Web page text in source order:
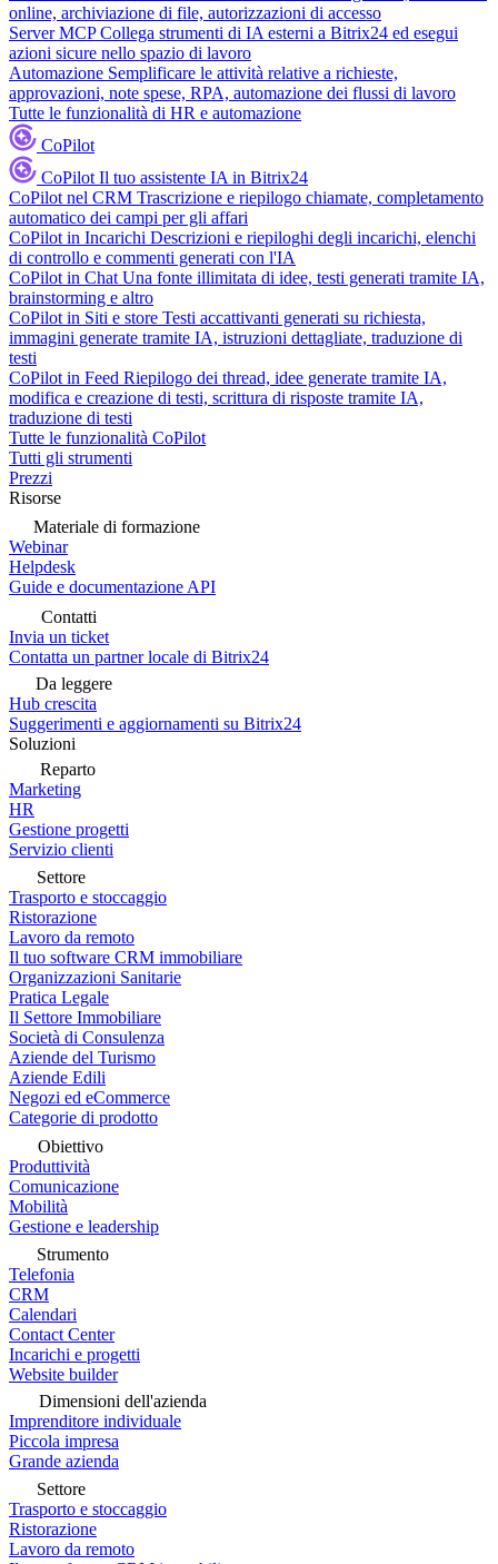
online, archiviazione di file, autorizzazioni di accesso
Server MCP Collega strumenti di IA esterni a Bitrix24 ed esegui
azioni sicure nello spazio di lavoro
Automazione Semplificare le attività relative a richieste,
approvazioni, note spese, RPA, automazione dei flussi di lavoro
Tutte le funzionalità di HR e automazione
CoPilot
CoPilot Il tuo assistente IA in Bitrix24
CoPilot nel CRM Trascrizione e riepilogo chiamate, completamento
automatico dei campi per gli affari
CoPilot in Incarichi Descrizioni e riepiloghi degli incarichi, elenchi
di controllo e commenti generati con l'IA
CoPilot in Chat Una fonte illimitata di idee, testi generati tramite IA,
brainstorming e altro
CoPilot in Siti e store Testi accattivanti generati su richiesta,
immagini generate tramite IA, istruzioni dettagliate, traduzione di
testi
CoPilot in Feed Riepilogo dei thread, idee generate tramite IA,
modifica e creazione di testi, scrittura di risposte tramite IA,
traduzione di testi
Tutte le funzionalità CoPilot
Tutti gli strumenti
Prezzi
Risorse
Materiale di formazione
Webinar
Helpdesk
Guide e documentazione API
Contatti
Invia un ticket
Contatta un partner locale di Bitrix24
Da leggere
Hub crescita
Suggerimenti e aggiornamenti su Bitrix24
Soluzioni
Reparto
Marketing
HR
Gestione progetti
Servizio clienti
Settore
Trasporto e stoccaggio
Ristorazione
Lavoro da remoto
Il tuo software CRM immobiliare
Organizzazioni Sanitarie
Pratica Legale
Il Settore Immobiliare
Società di Consulenza
Aziende del Turismo
Aziende Edili
Negozi ed eCommerce
Categorie di prodotto
Obiettivo
Produttività
Comunicazione
Mobilità
Gestione e leadership
Strumento
Telefonia
CRM
Calendari
Contact Center
Incarichi e progetti
Website builder
Dimensioni dell'azienda
Imprenditore individuale
Piccola impresa
Grande azienda
Settore
Trasporto e stoccaggio
Ristorazione
Lavoro da remoto